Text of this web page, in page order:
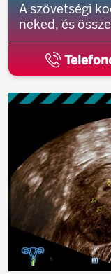
A szövetségi
neked, és